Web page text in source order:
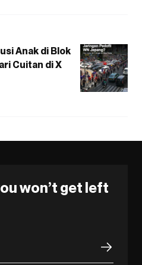
Anak di Blok
Cuitan di X
won’t get left